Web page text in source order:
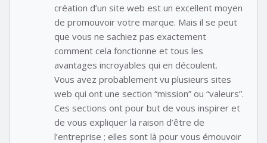
création d’un site web est un excellent moyen
de promouvoir votre marque. Mais il se peut
que vous ne sachiez pas exactement
comment cela fonctionne et tous les
avantages incroyables qui en découlent.
Vous avez probablement vu plusieurs sites
web qui ont une section “mission” ou “valeurs”.
Ces sections ont pour but de vous inspirer et
de vous expliquer la raison d’être de
l’entreprise ; elles sont là pour vous émouvoir